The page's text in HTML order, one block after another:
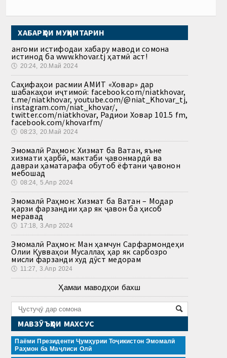
ХАБАРҲОИ МУҲИМТАРИН
Ҳангоми истифодаи хабару маводи сомона
истинод ба www.khovar.tj ҳатмӣ аст!
🕔 20:24, 20.Май 2024
Саҳифаҳои расмии АМИТ «Ховар» дар
шабакаҳои иҷтимоӣ: facebook.com/niatkhovar,
t.me/niatkhovar, youtube.com/@niat_Khovar_tj,
instagram.com/niat_khovar/,
twitter.com/niatkhovar, Радиои Ховар 101.5 fm,
facebook.com/khovarfm/
🕔 08:23, 20.Май 2024
Эмомалӣ Раҳмон: Хизмат ба Ватан, яъне
хизмати ҳарбӣ, мактаби ҷавонмардӣ ва
давраи ҳаматарафа обутоб ёфтани ҷавонон
мебошад
🕔 08:24, 5.Апр 2024
Эмомалӣ Раҳмон: Хизмат ба Ватан – Модар
қарзи фарзандии ҳар як ҷавон ба ҳисоб
меравад
🕔 17:18, 3.Апр 2024
Эмомалӣ Раҳмон: Ман ҳамчун Сарфармондеҳи
Олии Қувваҳои Мусаллаҳ ҳар як сарбозро
мисли фарзанди худ дӯст медорам
🕔 11:27, 3.Апр 2024
Ҳамаи маводҳои бахш
МАВЗӮЪҲОИ МАХСУС
Паёми Президенти Ҷумҳурии Тоҷикистон Эмомалӣ
Раҳмон ба Маҷлиси Олӣ